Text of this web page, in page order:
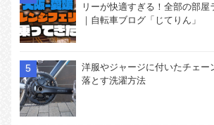
リーが快適すぎる！全部の部屋
｜自転車ブログ「じてりん」
洋服やジャージに付いたチェー
落とす洗濯方法